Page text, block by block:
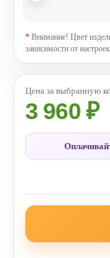
* Внимание! Цвет
зависимости от
3 960 ₽